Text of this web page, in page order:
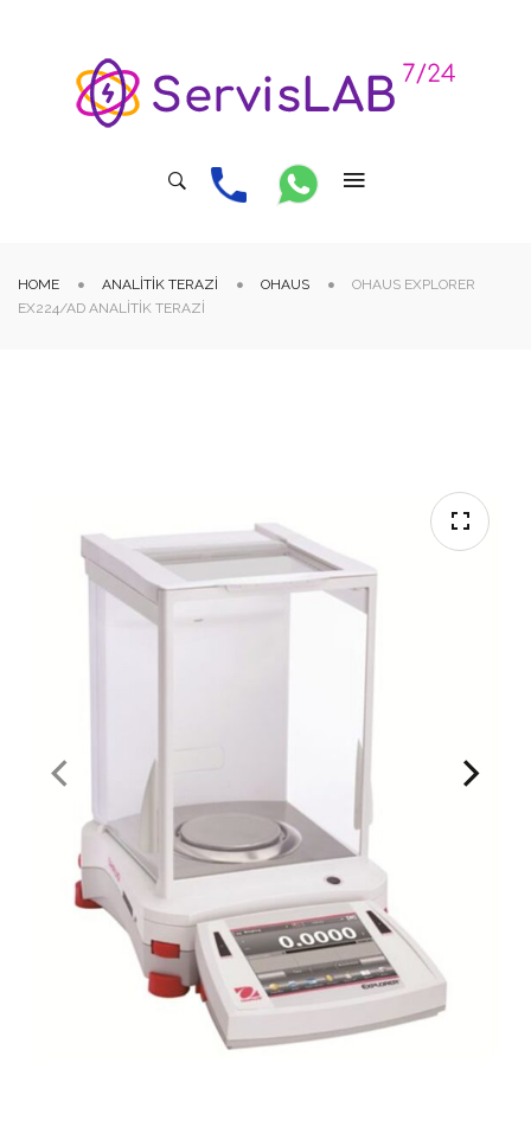
HOME ANALITIK TERAZI OHAUS
OHAUS EXPLORER
EX224/AD ANALITIK TERAZI